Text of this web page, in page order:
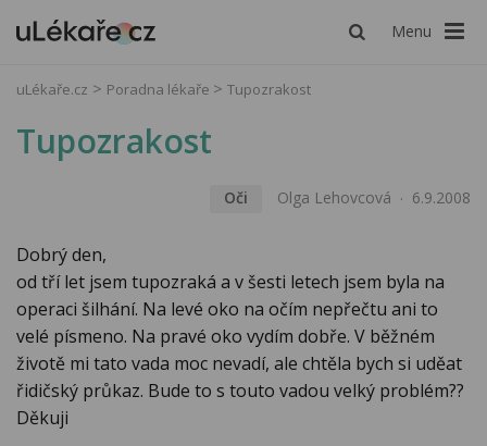
Menu
uLékaře.cz Poradna lékaře Tupozrakost
Tupozrakost
Oči Olga Lehovcová 6.9.2008
Dobrý den,
od tří let jsem tupozraká a v šesti letech jsem byla na
operaci šilhání. Na levé oko na očím nepřečtu ani to
velé písmeno. Na pravé oko vydím dobře. V běžném
životě mi tato vada moc nevadí, ale chtěla bych si uděat
řidičský průkaz. Bude to s touto vadou velký problém??
Děkuji